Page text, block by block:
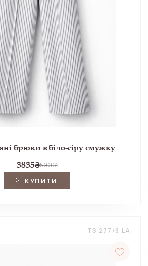
брюки в біло-сіру смужку
3835₴5900₴
КУПИТИ
TS 277/8 LA